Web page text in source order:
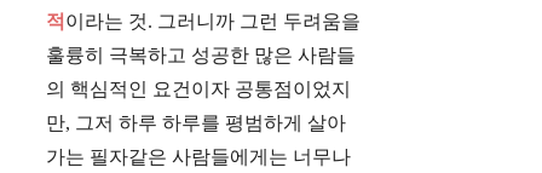
적 이라는 것. 그러니까 그런 두려움을
훌륭히 극복하고 성공한 많은 사람들
의 핵심적인 요건이자 공통점이었지
만, 그저 하루 하루를 평범하게 살아
가는 필자같은 사람들에게는 너무나